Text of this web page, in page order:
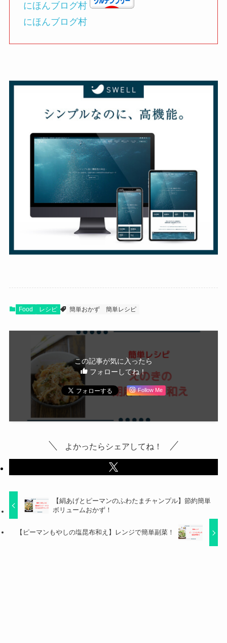
にほんブログ村
にほんブログ村
Food レシピ 簡単おかず 簡単レシピ
この記事が気に入ったら
フォローしてね！
Follow Me
よかったらシェアしてね！
【絹あげとピーマンのふわたまチャンプル】節約簡単
ボリュームおかず！
【ピーマンもやしの塩昆布和え】レンジで簡単副菜！